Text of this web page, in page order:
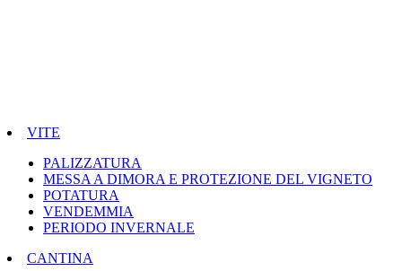
VITE
PALIZZATURA
MESSA A DIMORA E PROTEZIONE DEL VIGNETO
POTATURA
VENDEMMIA
PERIODO INVERNALE
CANTINA